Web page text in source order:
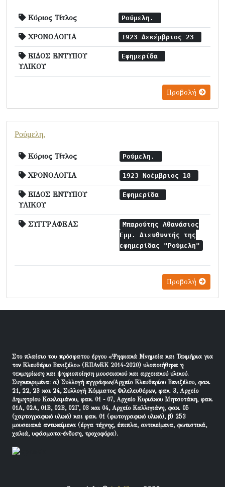
Κύριος Τίτλος Ρούμελη.
ΧΡΟΝΟΛΟΓΙΑ 1923 Δεκέμβριος 23
ΕΙΔΟΣ ΕΝΤΥΠΟΥ
ΥΛΙΚΟΥ
Εφημερίδα
Προβολή
Ρούμελη.
Κύριος Τίτλος Ρούμελη.
ΧΡΟΝΟΛΟΓΙΑ 1923 Νοέμβριος 18
ΕΙΔΟΣ ΕΝΤΥΠΟΥ
ΥΛΙΚΟΥ
Εφημερίδα
ΣΥΓΓΡΑΦΕΑΣ
Μπαρούτης Αθανάσιος
Εμμ. Διευθυντής της
εφημερίδας "Ρούμελη"
Προβολή
Στο πλαίσιο του πρόσφατου έργου «Ψηφιακά Μνημεία και Τεκμήρια για
τον Ελευθέριο Βενιζέλο» (ΕΠΑνΕΚ 2014-2020) υλοποιήθηκε η
τεκμηρίωση και ψηφιοποίηση μουσειακού και αρχειακού υλικού.
Συγκεκριμένα: α) Συλλογή εγγράφων/Αρχείο Ελευθερίου Βενιζέλου, φακ.
21, 22, 23 και 24, Συλλογή Κόμματος Φιλελευθέρων, φακ. 3, Αρχείο
Δημητρίου Κακλαμάνου, φακ. 01 - 07, Αρχείο Κυριάκου Μητσοτάκη, φακ.
01Α, 02Α, 01Β, 02Β, 02Γ, 03 και 04, Αρχείο Καλλιγιάνη, φακ. 05
(χαρτογραφικό υλικό) και φακ. 01 (φωτογραφικό υλικό), β) 253
μουσειακά αντικείμενα (έργα τέχνης, έπιπλα, αντικείμενα, φωτιστικά,
χαλιά, υφάσματα-ένδυση, τροχοφόρα).